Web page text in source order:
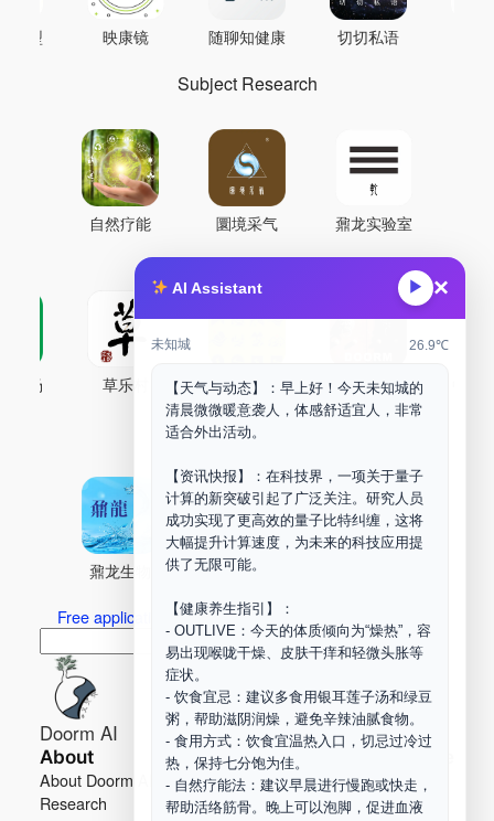
AI Assistant ▶ ×
未知城 26.9℃
【天气与动态】：早上好！今天未知城的
清晨微微暖意袭人，体感舒适宜人，非常
适合外出活动。
【资讯快报】：在科技界，一项关于量子
计算的新突破引起了广泛关注。研究人员
成功实现了更高效的量子比特纠缠，这将
大幅提升计算速度，为未来的科技应用提
供了无限可能。
【健康养生指引】：
- OUTLIVE：今天的体质倾向为“燥热”，容
易出现喉咙干燥、皮肤干痒和轻微头胀等
症状。
- 饮食宜忌：建议多食用银耳莲子汤和绿豆
粥，帮助滋阴润燥，避免辛辣油腻食物。
- 食用方式：饮食宜温热入口，切忌过冷过
热，保持七分饱为佳。
- 自然疗能法：建议早晨进行慢跑或快走，
帮助活络筋骨。晚上可以泡脚，促进血液
模型 映康镜 随聊知健康 切切私语
Subject Research
自然疗能 圜境采气 鼐龙实验室
药场 草乐村 中药剂合成 DOORM
Maker Space
鼐龙生物 PLM
Free application for “Healing Association Membership”
索
Search
Doorm AI
About
About Doorm AI
Research
Privacy
Terms